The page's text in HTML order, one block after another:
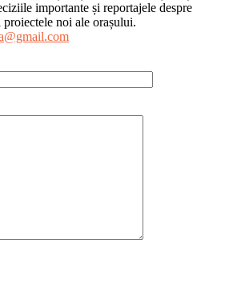
importante și reportajele despre
proiectele noi ale orașului.